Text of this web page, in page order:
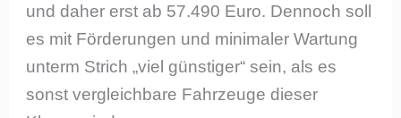
und daher erst ab 57.490 Euro. Dennoch soll
es mit Förderungen und minimaler Wartung
unterm Strich „viel günstiger“ sein, als es
sonst vergleichbare Fahrzeuge dieser